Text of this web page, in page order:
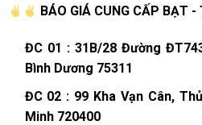
BÁO GIÁ CUNG CẤP BẠT -
ĐC 01 :31B/28 Đường
Bình Dương 75311
ĐC 02 : 99 Kha Vạn Cân,
Minh 720400